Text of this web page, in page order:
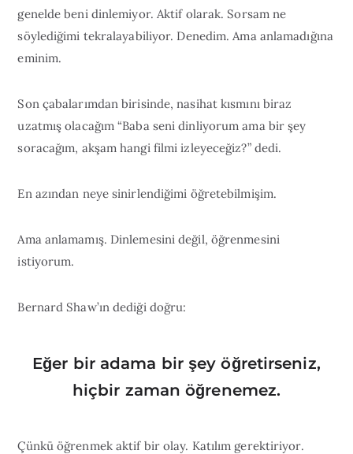
genelde beni dinlemiyor. Aktif olarak. Sorsam ne
söylediğimi tekralayabiliyor. Denedim. Ama anlamadığına
eminim.
Son çabalarımdan birisinde, nasihat kısmını biraz
uzatmış olacağım “Baba seni dinliyorum ama bir şey
soracağım, akşam hangi filmi izleyeceğiz?” dedi.
En azından neye sinirlendiğimi öğretebilmişim.
Ama anlamamış. Dinlemesini değil, öğrenmesini
istiyorum.
Bernard Shaw’ın dediği doğru:
Eğer bir adama bir şey öğretirseniz,
hiçbir zaman öğrenemez.
Çünkü öğrenmek aktif bir olay. Katılım gerektiriyor.